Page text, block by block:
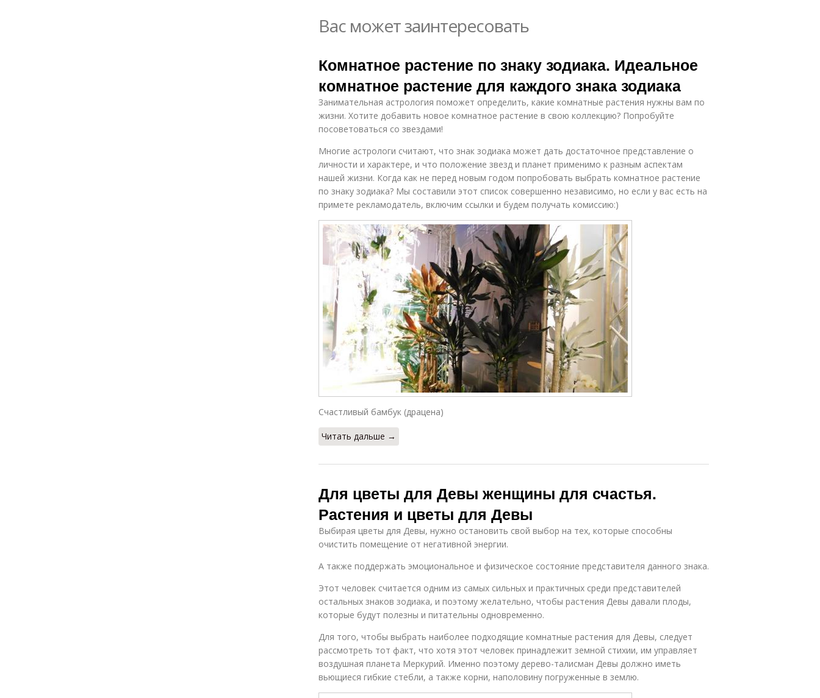
Вас может заинтересовать
Комнатное растение по знаку зодиака. Идеальное
комнатное растение для каждого знака зодиака
Занимательная астрология поможет определить, какие комнатные растения нужны вам по
жизни. Хотите добавить новое комнатное растение в свою коллекцию? Попробуйте
посоветоваться со звездами!
Многие астрологи считают, что знак зодиака может дать достаточное представление о
личности и характере, и что положение звезд и планет применимо к разным аспектам
нашей жизни. Когда как не перед новым годом попробовать выбрать комнатное растение
по знаку зодиака? Мы составили этот список совершенно независимо, но если у вас есть на
примете рекламодатель, включим ссылки и будем получать комиссию:)
Счастливый бамбук (драцена)
Читать дальше →
Для цветы для Девы женщины для счастья.
Растения и цветы для Девы
Выбирая цветы для Девы, нужно остановить свой выбор на тех, которые способны
очистить помещение от негативной энергии.
А также поддержать эмоциональное и физическое состояние представителя данного знака.
Этот человек считается одним из самых сильных и практичных среди представителей
остальных знаков зодиака, и поэтому желательно, чтобы растения Девы давали плоды,
которые будут полезны и питательны одновременно.
Для того, чтобы выбрать наиболее подходящие комнатные растения для Девы, следует
рассмотреть тот факт, что хотя этот человек принадлежит земной стихии, им управляет
воздушная планета Меркурий. Именно поэтому дерево-талисман Девы должно иметь
вьющиеся гибкие стебли, а также корни, наполовину погруженные в землю.